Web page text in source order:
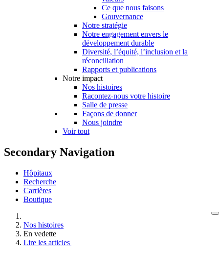
Ce que nous faisons
Gouvernance
Notre stratégie
Notre engagement envers le
développement durable
Diversité, l’équité, l’inclusion et la
réconciliation
Rapports et publications
Notre impact
Nos histoires
Racontez-nous votre histoire
Salle de presse
Façons de donner
Nous joindre
Voir tout
Secondary Navigation
Hôpitaux
Recherche
Carrières
Boutique
Nos histoires
En vedette
Lire les articles